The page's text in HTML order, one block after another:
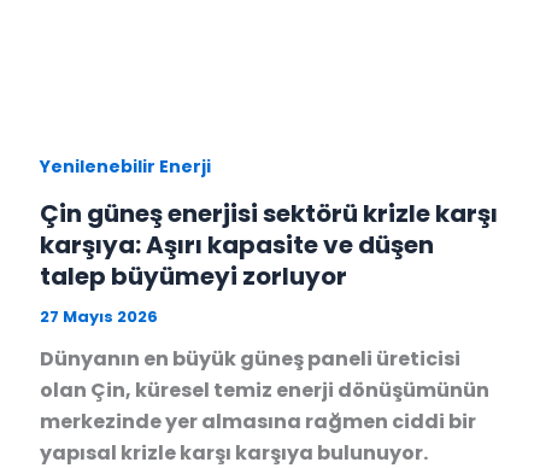
Yenilenebilir Enerji
Çin güneş enerjisi sektörü krizle karşı
karşıya: Aşırı kapasite ve düşen
talep büyümeyi zorluyor
27 Mayıs 2026
Dünyanın en büyük güneş paneli üreticisi
olan Çin, küresel temiz enerji dönüşümünün
merkezinde yer almasına rağmen ciddi bir
yapısal krizle karşı karşıya bulunuyor.